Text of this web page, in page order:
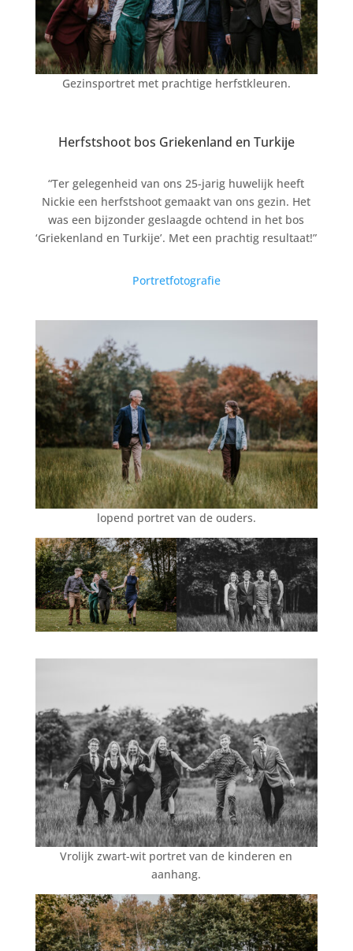
Gezinsportret met prachtige herfstkleuren.
Herfstshoot bos Griekenland en Turkije
“Ter gelegenheid van ons 25-jarig huwelijk heeft
Nickie een herfstshoot gemaakt van ons gezin. Het
was een bijzonder geslaagde ochtend in het bos
‘Griekenland en Turkije’. Met een prachtig resultaat!”
Portretfotografie
lopend portret van de ouders.
Vrolijk zwart-wit portret van de kinderen en
aanhang.